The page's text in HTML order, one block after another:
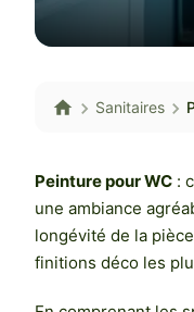
Sanitaires
Peinture pour WC :
une ambiance
longévité de la
finitions déco les